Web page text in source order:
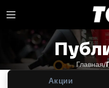
Главная
Акции